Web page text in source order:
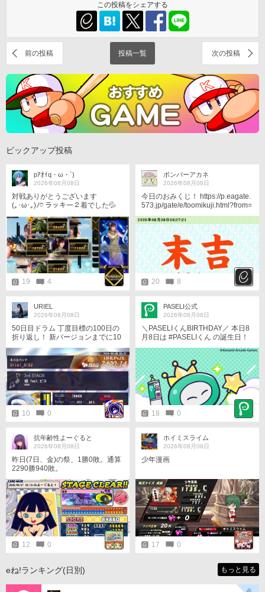
この投稿をシェアする
前の投稿 投稿一覧 次の投稿
ピックアップ投稿
pｱｵｲq・ω・`)
2026年08月08日
対戦ありがとうございます
(⁠｡⁠･⁠ω⁠･⁠｡⁠)⁠ﾉ⁠♡ ラッキー２着でした💦
💨 メダルのやつね〜5万枚くらい
あるのに、メダル買わないと応募
出来ないのかよ😨メダルで交換出
来るようにしてほしいわ😪 一体確
定ガチャ…あ！ともたん✨️きち
ゃ〜🙀 他のガチャで単発券30回く
らい外してたからな🤕 これは嬉し
いですね😆
19 4
ボンバーアカネ
2026年08月08日
今日のおみくじ！ https://p.eagate.
573.jp/gate/e/toomikuji.html?from=
article
20 8
URIEL
2026年08月08日
50日目ドラム 丁度目標の100日の
折り返し！ 新バージョンまでに10
10 0
PASELI公式
2026年08月08日
＼PASELIくんBIRTHDAY／ 本日8
月8日は #PASELIくん の誕生日！
う！ 誕生日を記念して、壁紙を配
布中！ ぜひ、チェックしてみて
ね！ https://p.eagate.573.jp/game/
paseli/paseli-kun/comic/archive/09
7.html #PASELIくんのPaySmartEn
joyLife #パセリくん
18
0
抗年齢性よーぐると
2026年08月08日
昨日(7日、金)の祭、1勝0敗。通算
2290勝940敗。
12 0
ホイミスライム
2026年08月08日
少年漫画
17 0
eね!ランキング(日別) もっと見る